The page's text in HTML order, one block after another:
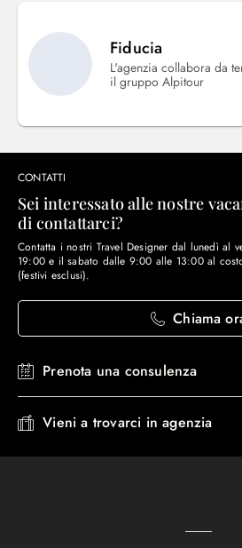
Fiducia
L'agenzia collabora da
il gruppo Alpitour
CONTATTI
Sei interessato alle nostre
di contattarci?
Contatta i nostri Travel Designer dal lunedì al
19:00 e il sabato dalle 9:00 alle 13:00 al
(festivi esclusi).
Chiama
Prenota una consulenza
Vieni a trovarci in agenzia